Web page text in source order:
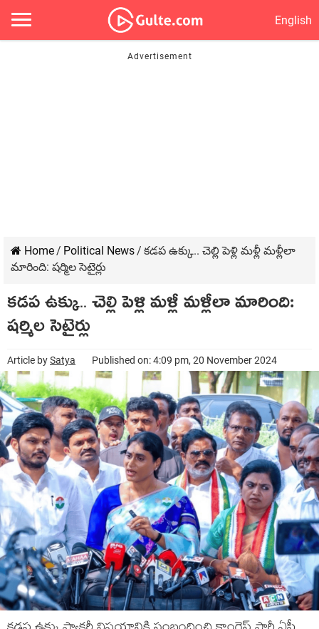
English
Home/ Political News/ క‌డ‌ప ఉక్కు.. చెల్లి పెళ్లి మ‌ళ్లీ మ‌ళ్లీలా
మారింది: ష‌ర్మిల సెటైర్లు
క‌డ‌ప ఉక్కు.. చెల్లి పెళ్లి మ‌ళ్లీ మ‌ళ్లీలా మారింది:
ష‌ర్మిల సెటైర్లు
Article bySatya Published on: 4:09 pm, 20 November 2024